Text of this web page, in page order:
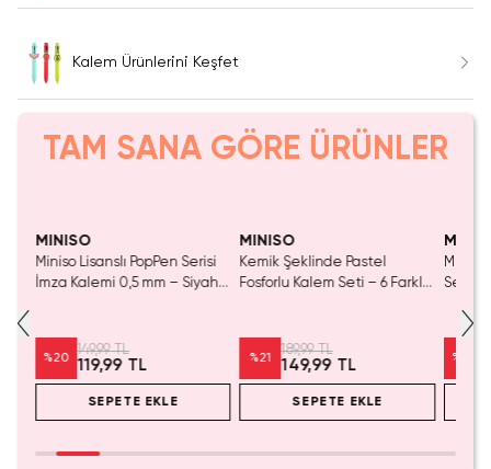
Kalem Ürünlerini Keşfet
TAM SANA GÖRE ÜRÜNLER
MINISO
Miniso Lisanslı PopPen Serisi
İmza Kalemi 0,5 mm – Siyah
%20
149,99 TL
119,99 TL
SEPETE EKLE
MINISO
Kemik Şeklinde Pastel
Fosforlu Kalem Seti – 6 Farklı
%21
189,99 TL
149,99 TL
SEPETE EKLE
Miniso
Serisi
Kalem
%